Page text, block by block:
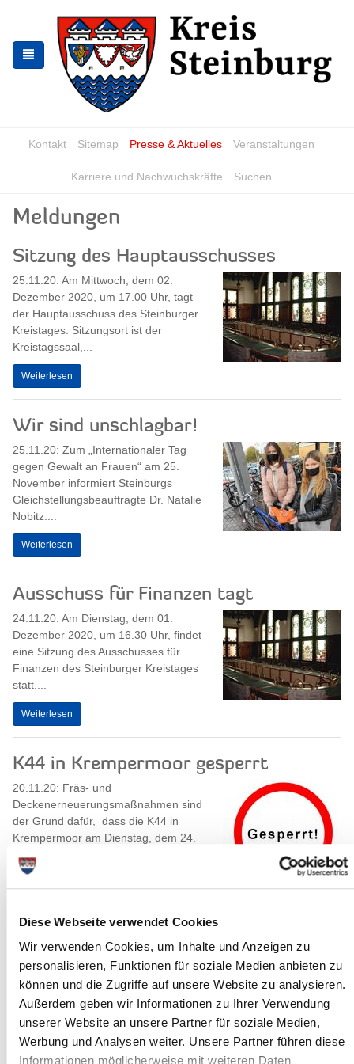
Diese Webseite verwendet Cookies
Wir verwenden Cookies, um Inhalte und Anzeigen zu
personalisieren, Funktionen für soziale Medien anbieten zu
können und die Zugriffe auf unsere Website zu analysieren.
Außerdem geben wir Informationen zu Ihrer Verwendung
unserer Website an unsere Partner für soziale Medien,
Werbung und Analysen weiter. Unsere Partner führen diese
Informationen möglicherweise mit weiteren Daten
springen
springen
Kontakt Sitemap Presse & Aktuelles Veranstaltungen
Karriere und Nachwuchskräfte Suchen
Meldungen
Sitzung des Hauptausschusses
25.11.20: Am Mittwoch, dem 02.
Dezember 2020, um 17.00 Uhr, tagt
der Hauptausschuss des Steinburger
Kreistages. Sitzungsort ist der
Kreistagssaal,...
Weiterlesen
Wir sind unschlagbar!
25.11.20: Zum „Internationaler Tag
gegen Gewalt an Frauen“ am 25.
November informiert Steinburgs
Gleichstellungsbeauftragte Dr. Natalie
Nobitz:...
Weiterlesen
Ausschuss für Finanzen tagt
24.11.20: Am Dienstag, dem 01.
Dezember 2020, um 16.30 Uhr, findet
eine Sitzung des Ausschusses für
Finanzen des Steinburger Kreistages
statt....
Weiterlesen
K44 in Krempermoor gesperrt
20.11.20: Fräs- und
Deckenerneuerungsmaßnahmen sind
der Grund dafür, dass die K44 in
Krempermoor am Dienstag, dem 24.
Gesundheit, Gleichstellung und
Inklusion tagt
19.11.20: Der Ausschuss für Soziales,
Familie, Gesundheit, Gleichstellung
und Inklusion des Steinburger
Kreistages (AfSFGGI) tagt am